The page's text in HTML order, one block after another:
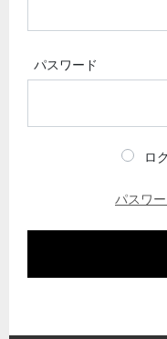
パスワード
ロ
パスワ